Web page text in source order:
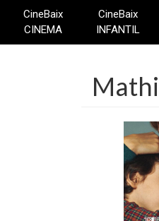
CineBaix
CINEMA
CineBaix
INFANTIL